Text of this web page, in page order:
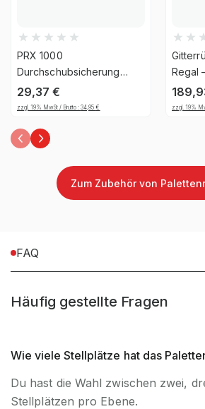
Oberfläche
Ersatzartikel
Zubehörartikl
PRX 1000
Durchschubsicherung
C46 x 2200 mm -
verzinkt, inkl. Kleinteile
29,37€
zzgl. 19% MwSt / Brutto :34,95€
Regal
zzgl. 19%
Zum Zubehör von
FAQ
Häufig gestellte Fragen
Wie viele Stellplätze hat das
Du hast die Wahl zwischen zwei,
Stellplätzen pro Ebene.